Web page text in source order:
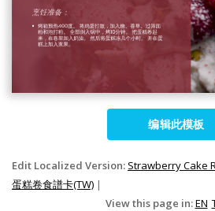
编辑此模板
Edit Localized Version: Strawberry Cake
蛋糕卷食譜卡(TW) |
View this page in:EN